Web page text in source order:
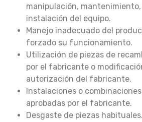
manipulación,
instalación del equipo.
Manejo inadecuado del
forzado su funcionamiento.
Utilización de piezas de
por el fabricante o
autorización del fabricante.
Instalaciones o
aprobadas por el fabricante.
Desgaste de piezas habituales.